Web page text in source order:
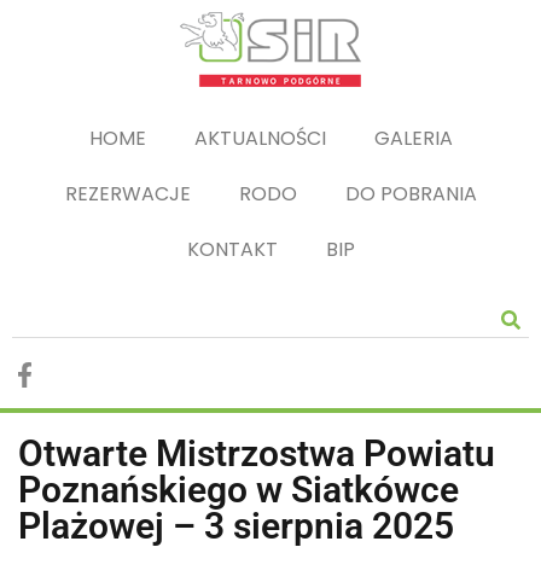
HOME AKTUALNOŚCI
GALERIA
REZERWACJE
RODO
DO POBRANIA
KONTAKT
BIP
Otwarte Mistrzostwa Powiatu
Poznańskiego w Siatkówce
Plażowej – 3 sierpnia 2025